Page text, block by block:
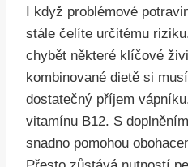
I když problémové
stále čelíte určitému
chybět některé klíčové
kombinované dietě si
dostatečný příjem
vitamínu B12. S
snadno pomohou